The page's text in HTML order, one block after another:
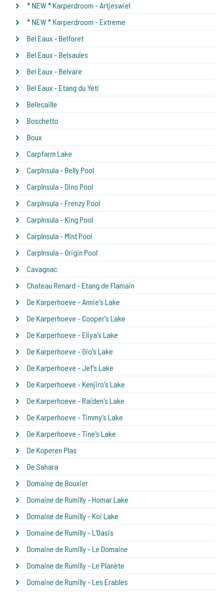
* NEW * Karperdroom - Artjeswiel
* NEW * Karperdroom - Extreme
Bel Eaux - Belforet
Bel Eaux - Belsaules
Bel Eaux - Belvare
Bel Eaux - Etang du Yeti
Bel'ecaille
Boschetto
Boux
Carpfarm Lake
CarpInsula - Belly Pool
CarpInsula - Dino Pool
CarpInsula - Frenzy Pool
CarpInsula - King Pool
CarpInsula - Mint Pool
CarpInsula - Origin Pool
Cavagnac
Chateau Renard - Etang de Flamain
De Karperhoeve - Annie's Lake
De Karperhoeve - Cooper's Lake
De Karperhoeve - Eliya's Lake
De Karperhoeve - Gio's Lake
De Karperhoeve - Jef's Lake
De Karperhoeve - Kenjiro's Lake
De Karperhoeve - Raiden's Lake
De Karperhoeve - Timmy's Lake
De Karperhoeve - Tine's Lake
De Koperen Plas
De Sahara
Domaine de Bouxier
Domaine de Rumilly - Homar Lake
Domaine de Rumilly - Koi Lake
Domaine de Rumilly - L'Oasis
Domaine de Rumilly - Le Domaine
Domaine de Rumilly - Le Planète
Domaine de Rumilly - Les Erables